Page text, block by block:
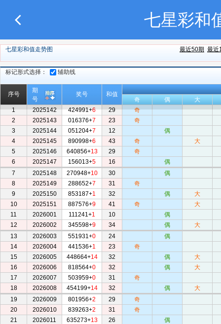
七星彩和
七星彩和值走势图 最近50期 最近
标记形式选择： 辅助线
序号
期
号
奖号 和值
奇 偶
大
1
2025142 424991+6 29
奇
2
2025143 016376+7 23
奇
3
2025144 051204+7 12
偶
4
2025145 890998+6 43 奇
大
5
2025146 640856+13 29
奇
6
2025147 156013+5 16
偶
7
2025148 270948+10 30
偶
8
2025149 288652+7 31
奇
9
2025150 853187+1 32 偶
大
10
2025151 887576+9 41 奇
大
11
2026001 111241+1 10
偶
12
2026002 345598+9 34 偶
大
13
2026003 551931+0 24
偶
14
2026004 441536+1 23
奇
15
2026005 448664+14 32 偶
大
16
2026006 818564+0 32 偶
大
17
2026007 503959+0 31
奇
18
2026008 454199+14 32 偶
大
19
2026009 801956+2 29
奇
20
2026010 839263+2 31
奇
21
2026011 635273+13 26
偶